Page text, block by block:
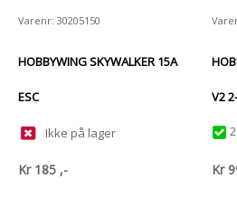
Varenr: 30205150
HOBBYWING SKYWALKER 15A
ESC
Ikke på lager
Kr 185 ,-
V2
Kr